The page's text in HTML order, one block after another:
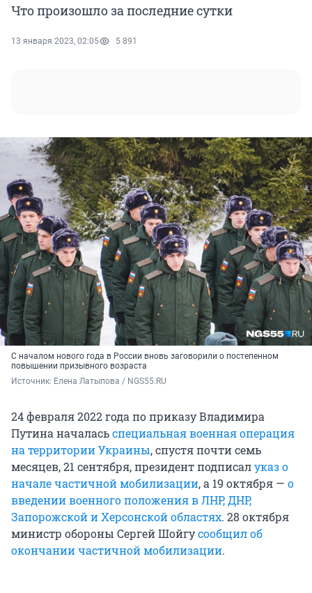
Что произошло за последние сутки
13 января 2023, 02:05 5 891
С началом нового года в России вновь заговорили о постепенном
повышении призывного возраста
Источник: Елена Латыпова / NGS55.RU
24 февраля 2022 года по приказу Владимира
Путина началасьспециальная военная операция
на территории Украины, спустя почти семь
месяцев, 21 сентября, президент подписалуказ о
начале частичной мобилизации, а 19 октября — о
введении военного положения в ЛНР, ДНР,
Запорожской и Херсонской областях. 28 октября
министр обороны Сергей Шойгусообщил об
окончании частичной мобилизации.